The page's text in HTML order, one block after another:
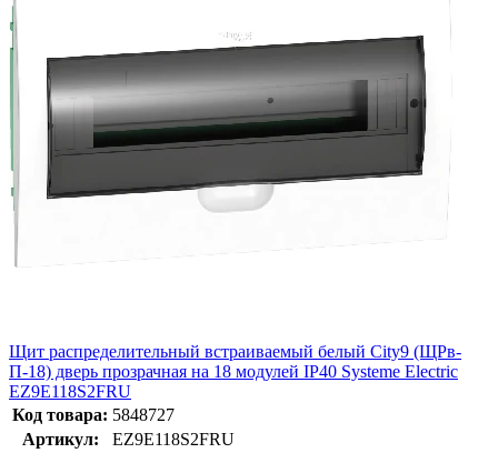
Щит распределительный встраиваемый белый City9 (ЩРв-
П-18) дверь прозрачная на 18 модулей IP40 Systeme Electric
EZ9E118S2FRU
Код товара: 5848727
Артикул:
EZ9E118S2FRU